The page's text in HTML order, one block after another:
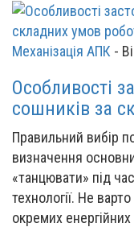
Механізація АПК -
Особливості
сошників за
Правильний вибір
визначення
«танцювати» під
технології. Не
окремих